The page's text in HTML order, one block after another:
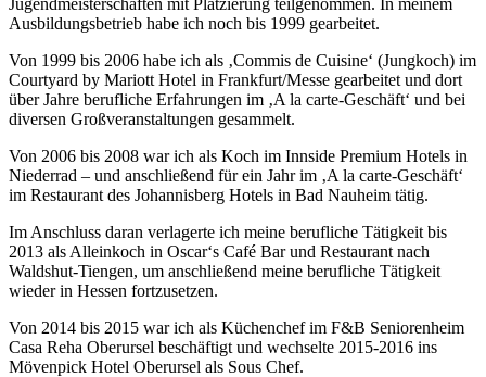
Ausbildungsbetrieb habe ich noch bis 1999 gearbeitet.
Von 1999 bis 2006 habe ich als ‚Commis de Cuisine‘ (Jungkoch) im
Courtyard by Mariott Hotel in Frankfurt/Messe gearbeitet und dort
über Jahre berufliche Erfahrungen im ‚A la carte-Geschäft‘ und bei
diversen Großveranstaltungen gesammelt.
Von 2006 bis 2008 war ich als Koch im Innside Premium Hotels in
Niederrad – und anschließend für ein Jahr im ‚A la carte-Geschäft‘
im Restaurant des Johannisberg Hotels in Bad Nauheim tätig.
Im Anschluss daran verlagerte ich meine berufliche Tätigkeit bis
2013 als Alleinkoch in Oscar‘s Café Bar und Restaurant nach
Waldshut-Tiengen, um anschließend meine berufliche Tätigkeit
wieder in Hessen fortzusetzen.
Von 2014 bis 2015 war ich als Küchenchef im F&B Seniorenheim
Casa Reha Oberursel beschäftigt und wechselte 2015-2016 ins
Mövenpick Hotel Oberursel als Sous Chef.